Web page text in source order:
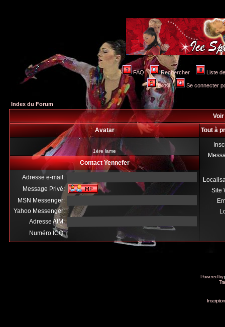
FAQ Rechercher Liste
Profil Se connecter
Index du Forum
Avatar
Tout à
1ère lame
Site
Contact Yennefer
Adresse e-mail:
Message Privé:
MSN Messenger:
Yahoo Messenger:
Adresse AIM:
Numéro ICQ:
Powered by